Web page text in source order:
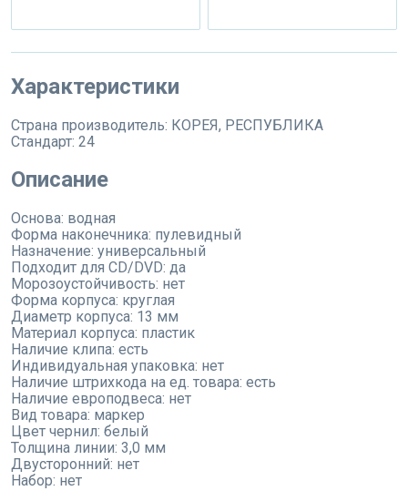
Характеристики
Страна производитель: КОРЕЯ, РЕСПУБЛИКА
Стандарт: 24
Описание
Основа: водная
Форма наконечника: пулевидный
Назначение: универсальный
Подходит для CD/DVD: да
Морозоустойчивость: нет
Форма корпуса: круглая
Диаметр корпуса: 13 мм
Материал корпуса: пластик
Наличие клипа: есть
Индивидуальная упаковка: нет
Наличие штрихкода на ед. товара: есть
Наличие европодвеса: нет
Вид товара: маркер
Цвет чернил: белый
Толщина линии: 3,0 мм
Двусторонний: нет
Набор: нет